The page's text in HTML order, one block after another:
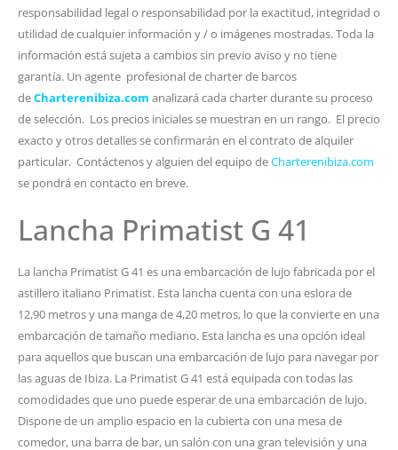
responsabilidad legal o responsabilidad por la exactitud, integridad o
utilidad de cualquier información y / o imágenes mostradas. Toda la
información está sujeta a cambios sin previo aviso y no tiene
garantía. Un agente profesional de charter de barcos
deCharterenibiza.com analizará cada charter durante su proceso
de selección. Los precios iniciales se muestran en un rango. El precio
exacto y otros detalles se confirmarán en el contrato de alquiler
particular. Contáctenos y alguien del equipo deCharterenibiza.com
se pondrá en contacto en breve.
Lancha Primatist G 41
La lancha Primatist G 41 es una embarcación de lujo fabricada por el
astillero italiano Primatist. Esta lancha cuenta con una eslora de
12,90 metros y una manga de 4,20 metros, lo que la convierte en una
embarcación de tamaño mediano. Esta lancha es una opción ideal
para aquellos que buscan una embarcación de lujo para navegar por
las aguas de Ibiza. La Primatist G 41 está equipada con todas las
comodidades que uno puede esperar de una embarcación de lujo.
Dispone de un amplio espacio en la cubierta con una mesa de
comedor, una barra de bar, un salón con una gran televisión y una